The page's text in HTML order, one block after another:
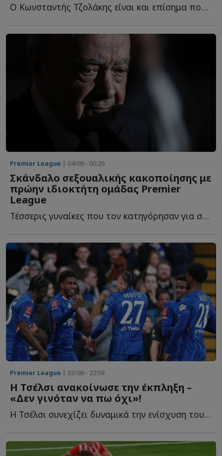
Ο Κωνσταντής Τζολάκης είναι και επίσημα ποδοσφαιριστής τ...
Premier League | 04/08 - 00:29
Σκάνδαλο σεξουαλικής κακοποίησης με
πρώην ιδιοκτήτη ομάδας Premier
League
Τέσσερις γυναίκες που τον κατηγόρησαν για σεξουαλική β...
Premier League | 03/08 - 22:58
Η Τσέλσι ανακοίνωσε την έκπληξη –
«Δεν γινόταν να πω όχι»!
Η Τσέλσι συνεχίζει δυναμικά την ενίσχυση του ρόστερ τ...